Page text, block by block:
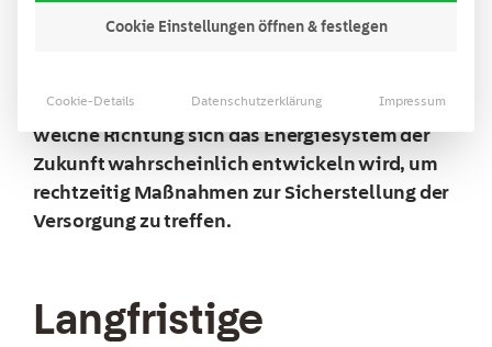
eine signifikante Rolle bei der Konzipierung
der Energieprognose ist es, aufzuzeigen, in
welche Richtung sich das Energiesystem der
Zukunft wahrscheinlich entwickeln wird, um
rechtzeitig Maßnahmen zur Sicherstellung der
Versorgung zu treffen.
Langfristige
Cookie Einstellungen öffnen & festlegen
Cookie-Details Datenschutzerklärung Impressum